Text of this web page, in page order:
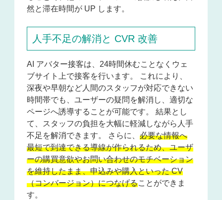
然と滞在時間が UP します。
人手不足の解消と CVR 改善
AI アバター接客は、24時間休むことなくウェ
ブサイト上で接客を行います。 これにより、
深夜や早朝など人間のスタッフが対応できない
時間帯でも、ユーザーの疑問を解消し、適切な
ページへ誘導することが可能です。 結果とし
て、スタッフの負担を大幅に軽減しながら人手
不足を解消できます。 さらに、必要な情報へ
最短で到達できる導線が作られるため、ユーザ
ーの購買意欲やお問い合わせのモチベーション
を維持したまま、申込みや購入といった CV
（コンバージョン）につなげることができま
す。